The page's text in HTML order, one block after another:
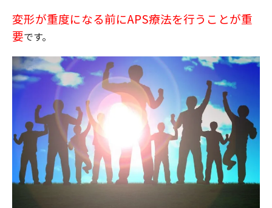
変形が重度になる前にAPS療法を行うことが重
要です。